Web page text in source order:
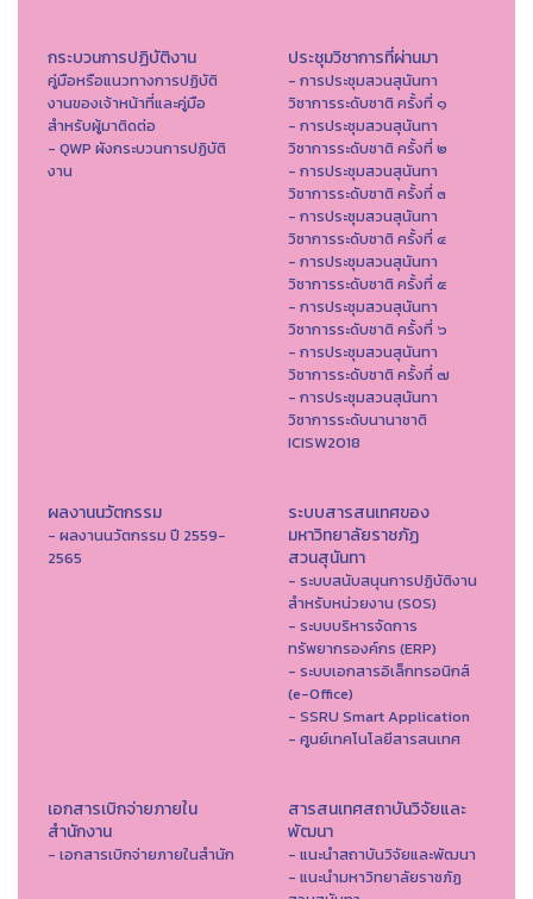
กระบวนการปฏิบัติงาน
คู่มือหรือแนวทางการปฏิบัติ
งานของเจ้าหน้าที่และคู่มือ
สำหรับผู้มาติดต่อ
- QWP ผังกระบวนการปฏิบัติ
งาน
ประชุมวิชาการที่ผ่านมา
- การประชุมสวนสุนันทา
วิชาการระดับชาติ ครั้งที่ ๑
- การประชุมสวนสุนันทา
วิชาการระดับชาติ ครั้งที่ ๒
- การประชุมสวนสุนันทา
วิชาการระดับชาติ ครั้งที่ ๓
- การประชุมสวนสุนันทา
วิชาการระดับชาติ ครั้งที่ ๔
- การประชุมสวนสุนันทา
วิชาการระดับชาติ ครั้งที่ ๕
- การประชุมสวนสุนันทา
วิชาการระดับชาติ ครั้งที่ ๖
- การประชุมสวนสุนันทา
วิชาการระดับชาติ ครั้งที่ ๗
- การประชุมสวนสุนันทา
วิชาการระดับนานาชาติ
ICISW2018
ผลงานนวัตกรรม
- ผลงานนวัตกรรม ปี 2559-
2565
ระบบสารสนเทศของ
มหาวิทยาลัยราชภัฏ
สวนสุนันทา
- ระบบสนับสนุนการปฏิบัติงาน
สำหรับหน่วยงาน (SOS)
- ระบบบริหารจัดการ
ทรัพยากรองค์กร (ERP)
- ระบบเอกสารอิเล็กทรอนิกส์
(e-Office)
- SSRU Smart Application
- ศูนย์เทคโนโลยีสารสนเทศ
เอกสารเบิกจ่ายภายใน
สำนักงาน
- เอกสารเบิกจ่ายภายในสำนัก
สารสนเทศสถาบันวิจัยและ
พัฒนา
- แนะนำสถาบันวิจัยและพัฒนา
- แนะนำมหาวิทยาลัยราชภัฏ